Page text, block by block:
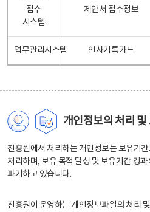
접수
시스템
제안서 접수정보
업무관리시스템 인사기록카드
개인정보의 처리
진흥원에서 처리하는 개인정보는 보유기
처리하며, 보유 목적 달성 및 보유기간 경
파기하고 있습니다.
진흥원이 운영하는 개인정보파일의 처리